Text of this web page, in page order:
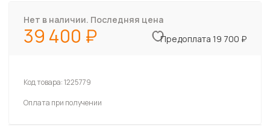
Нет в наличии. Последняя цена
39 400 Предоплата 19 700 ₽
Код товара:1225779
Оплата при получении